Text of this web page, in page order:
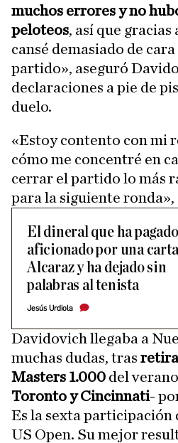
muchos errores y no
peloteos, así que
cansé demasiado de
partido», aseguró
declaraciones a pie de
duelo.
«Estoy contento con mi
cómo me concentré en
cerrar el partido lo más
para la siguiente ronda»,
El dineral que ha
aficionado por una
Alcaraz y ha dejado sin
palabras al tenista
Jesús Urdiola
Davidovich llegaba a
muchas dudas, tras
Masters 1.000 del
Toronto y Cincinnati-
Es la sexta participación
US Open. Su mejor